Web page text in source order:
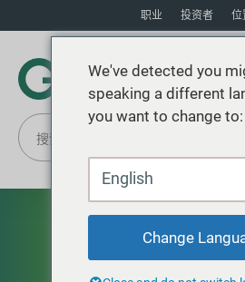
职业 投资者 位
We've detected you
speaking a different
you want to change to:
English
Change